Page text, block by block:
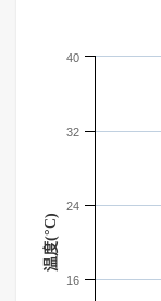
温度(°C)
16
24
32
40